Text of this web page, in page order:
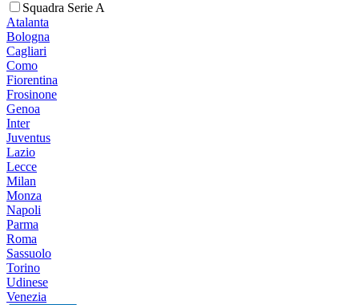
Squadra Serie A
Atalanta
Bologna
Cagliari
Como
Fiorentina
Frosinone
Genoa
Inter
Juventus
Lazio
Lecce
Milan
Monza
Napoli
Parma
Roma
Sassuolo
Torino
Udinese
Venezia